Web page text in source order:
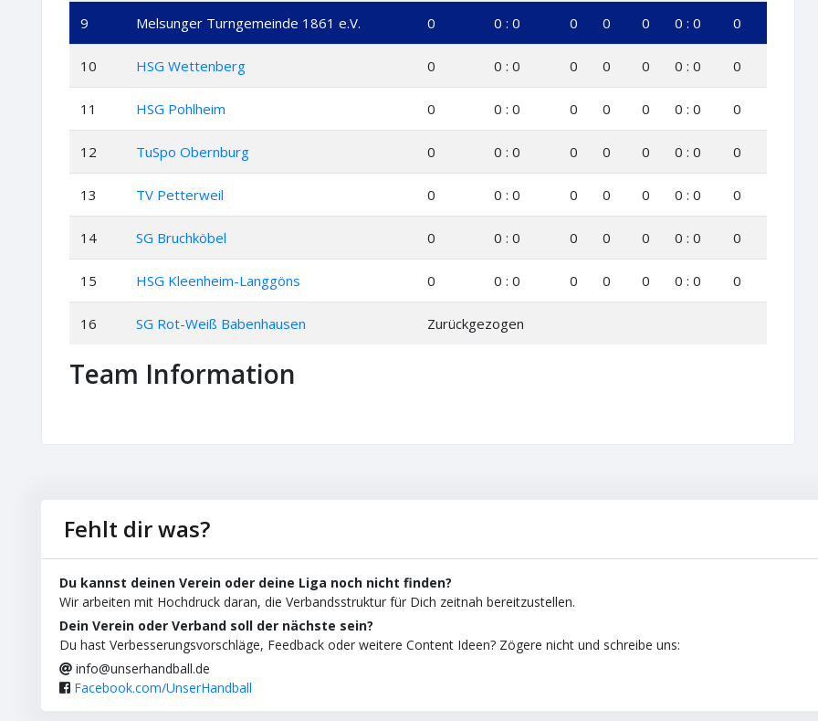
9 Melsunger Turngemeinde 1861 e.V. 0 0 : 0 0 0 0 0 : 0 0
10 HSG Wettenberg 0 0 : 0 0 0 0 0 : 0 0
11 HSG Pohlheim 0 0 : 0 0 0 0 0 : 0 0
12 TuSpo Obernburg 0 0 : 0 0 0 0 0 : 0 0
13 TV Petterweil 0 0 : 0 0 0 0 0 : 0 0
14 SG Bruchköbel 0 0 : 0 0 0 0 0 : 0 0
15 HSG Kleenheim-Langgöns 0 0 : 0 0 0 0 0 : 0 0
16 SG Rot-Weiß Babenhausen Zurückgezogen
Team Information
Fehlt dir was?
Du kannst deinen Verein oder deine Liga noch nicht finden?
Wir arbeiten mit Hochdruck daran, die Verbandsstruktur für Dich zeitnah bereitzustellen.
Dein Verein oder Verband soll der nächste sein?
Du hast Verbesserungsvorschläge, Feedback oder weitere Content Ideen? Zögere nicht und schreibe uns:
info@unserhandball.de
Facebook.com/UnserHandball